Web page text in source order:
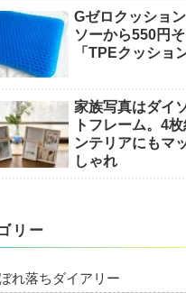
Gゼロクッショ
ソーから550円
「TPEクッショ
家族写真はダイ
トフレーム。4
ンテリアにもマ
しゃれ
リー
れ落ちダイアリー